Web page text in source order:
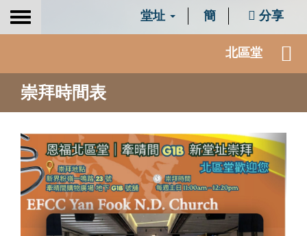
Toggle
堂址 簡 分享
北區堂
崇拜時間表